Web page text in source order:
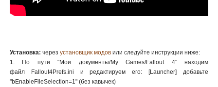
Установка: через установщик модов или следуйте инструкции ниже:
1. По пути "Мои документы/My Games/Fallout 4" находим
файл Fallout4Prefs.ini и редактируем его: [Launcher] добавьте
"bEnableFileSelection=1" (без кавычек)